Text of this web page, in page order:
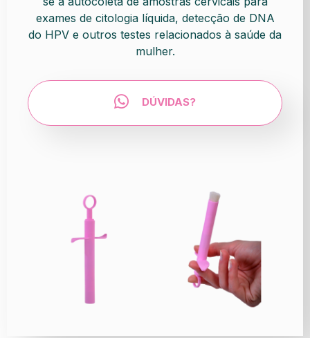
exames de citologia líquida, detecção de DNA
do HPV e outros testes relacionados à saúde da
mulher.
DÚVIDAS?